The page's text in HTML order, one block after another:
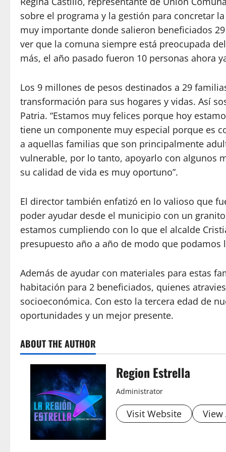
sobre el programa y la gestión para concretar
muy importante donde salieron beneficiados
ver que la comuna siempre está preocupada
más, el año pasado fueron 10 personas ahora
Los 9 millones de pesos destinados a 29
transformación para sus hogares y vidas. Así
Patria. “Estamos muy felices porque hoy
tiene un componente muy especial porque es
a aquellas familias que son principalmente
vulnerable, por lo tanto, apoyarlo con algunos
su calidad de vida es muy oportuno”.
El director también enfatizó en lo valioso que
poder ayudar desde el municipio con un
estamos cumpliendo con lo que el alcalde
presupuesto año a año de modo que podamos
Además de ayudar con materiales para estas
habitación para 2 beneficiados, quienes
socioeconómica. Con esto la tercera edad de
oportunidades y un mejor presente.
ABOUT THE AUTHOR
Region Estrella
Administrator
Visit Website View